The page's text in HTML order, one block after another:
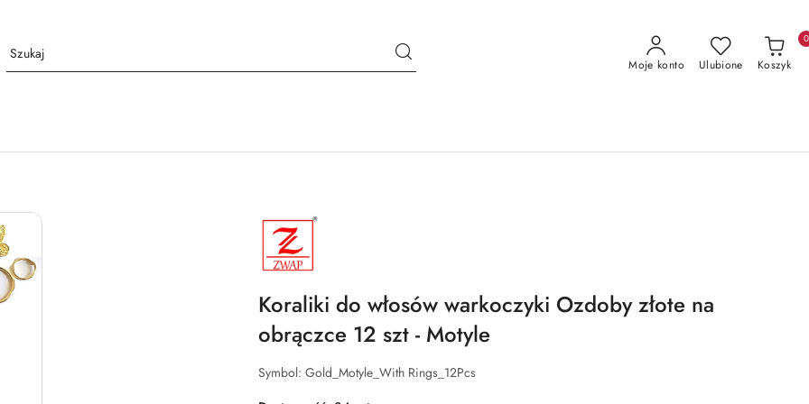
Moje konto Ulubione Koszyk
0
NAZWA
PRODUCENTA:
ZWAP
Koraliki do włosów warkoczyki Ozdoby złote na
obrączce 12 szt - Motyle
Symbol: Gold_Motyle_With Rings_12Pcs